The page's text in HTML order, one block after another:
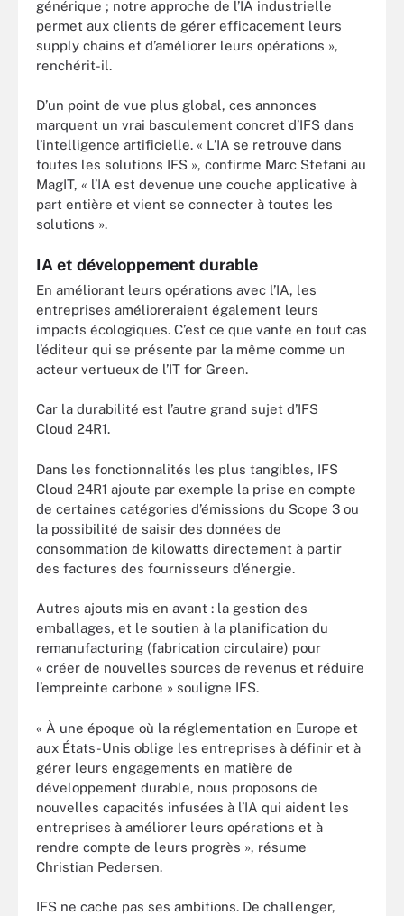
générique ; notre approche de l’IA industrielle
permet aux clients de gérer efficacement leurs
supply chains et d’améliorer leurs opérations »,
renchérit-il.
D’un point de vue plus global, ces annonces
marquent un vrai basculement concret d’IFS dans
l’intelligence artificielle. « L’IA se retrouve dans
toutes les solutions IFS », confirme Marc Stefani au
MagIT, « l’IA est devenue une couche applicative à
part entière et vient se connecter à toutes les
solutions ».
IA et développement durable
En améliorant leurs opérations avec l’IA, les
entreprises amélioreraient également leurs
impacts écologiques. C’est ce que vante en tout cas
l’éditeur qui se présente par la même comme un
acteur vertueux de l’IT for Green.
Car la durabilité est l’autre grand sujet d’IFS
Cloud 24R1.
Dans les fonctionnalités les plus tangibles, IFS
Cloud 24R1 ajoute par exemple la prise en compte
de certaines catégories d’émissions du Scope 3 ou
la possibilité de saisir des données de
consommation de kilowatts directement à partir
des factures des fournisseurs d’énergie.
Autres ajouts mis en avant : la gestion des
emballages, et le soutien à la planification du
remanufacturing (fabrication circulaire) pour
« créer de nouvelles sources de revenus et réduire
l’empreinte carbone » souligne IFS.
« À une époque où la réglementation en Europe et
aux États-Unis oblige les entreprises à définir et à
gérer leurs engagements en matière de
développement durable, nous proposons de
nouvelles capacités infusées à l’IA qui aident les
entreprises à améliorer leurs opérations et à
rendre compte de leurs progrès », résume
Christian Pedersen.
IFS ne cache pas ses ambitions. De challenger,